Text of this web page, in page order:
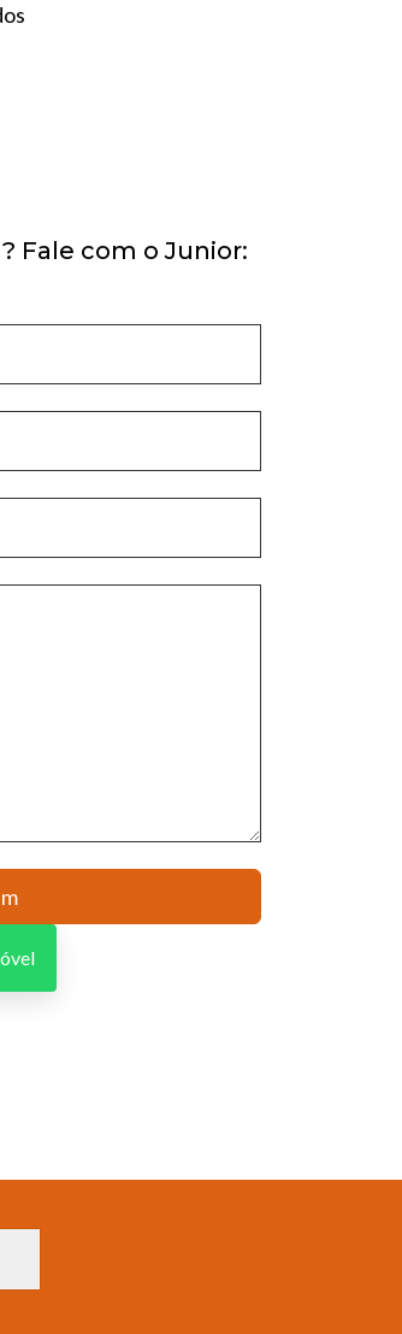
Fale com o Junior: